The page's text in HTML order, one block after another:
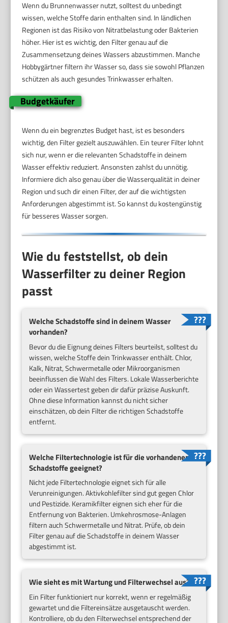
Wenn du Brunnenwasser nutzt, solltest du unbedingt
wissen, welche Stoffe darin enthalten sind. In ländlichen
Regionen ist das Risiko von Nitratbelastung oder Bakterien
höher. Hier ist es wichtig, den Filter genau auf die
Zusammensetzung deines Wassers abzustimmen. Manche
Hobbygärtner filtern ihr Wasser so, dass sie sowohl Pflanzen
schützen als auch gesundes Trinkwasser erhalten.
Budgetkäufer
Wenn du ein begrenztes Budget hast, ist es besonders
wichtig, den Filter gezielt auszuwählen. Ein teurer Filter lohnt
sich nur, wenn er die relevanten Schadstoffe in deinem
Wasser effektiv reduziert. Ansonsten zahlst du unnötig.
Informiere dich also genau über die Wasserqualität in deiner
Region und such dir einen Filter, der auf die wichtigsten
Anforderungen abgestimmt ist. So kannst du kostengünstig
für besseres Wasser sorgen.
Wie du feststellst, ob dein
Wasserfilter zu deiner Region
passt
Welche Schadstoffe sind in deinem Wasser
vorhanden?
Bevor du die Eignung deines Filters beurteilst, solltest du
wissen, welche Stoffe dein Trinkwasser enthält. Chlor,
Kalk, Nitrat, Schwermetalle oder Mikroorganismen
beeinflussen die Wahl des Filters. Lokale Wasserberichte
oder ein Wassertest geben dir dafür präzise Auskunft.
Ohne diese Information kannst du nicht sicher
einschätzen, ob dein Filter die richtigen Schadstoffe
entfernt.
Welche Filtertechnologie ist für die vorhandenen
Schadstoffe geeignet?
Nicht jede Filtertechnologie eignet sich für alle
Verunreinigungen. Aktivkohlefilter sind gut gegen Chlor
und Pestizide. Keramikfilter eignen sich eher für die
Entfernung von Bakterien. Umkehrosmose-Anlagen
filtern auch Schwermetalle und Nitrat. Prüfe, ob dein
Filter genau auf die Schadstoffe in deinem Wasser
abgestimmt ist.
Wie sieht es mit Wartung und Filterwechsel aus?
Ein Filter funktioniert nur korrekt, wenn er regelmäßig
gewartet und die Filtereinsätze ausgetauscht werden.
Kontrolliere, ob du den Filterwechsel entsprechend der